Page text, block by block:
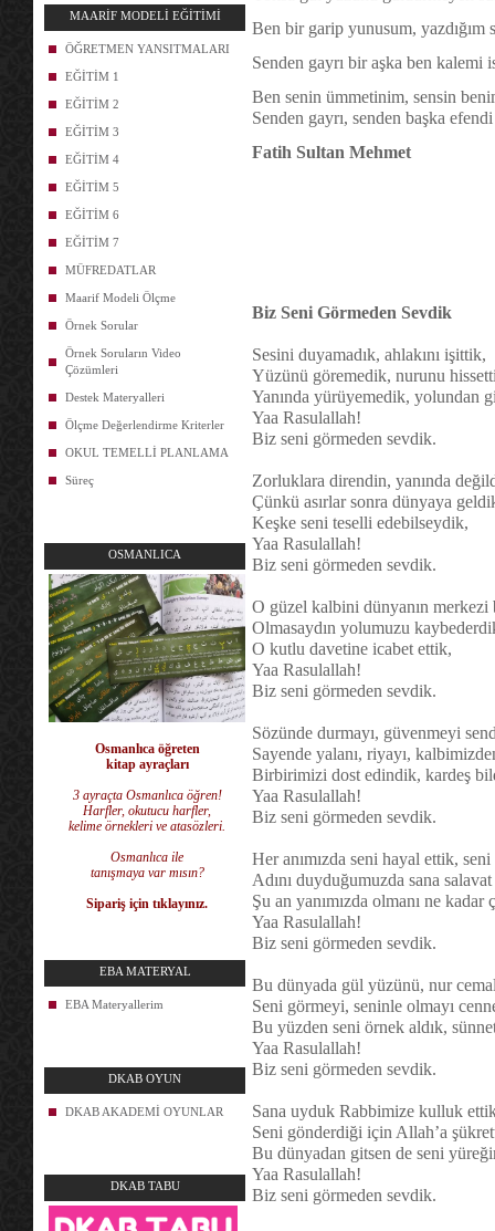
MAARİF MODELİ EĞİTİMİ
ÖĞRETMEN YANSITMALARI
EĞİTİM 1
EĞİTİM 2
EĞİTİM 3
EĞİTİM 4
EĞİTİM 5
EĞİTİM 6
EĞİTİM 7
MÜFREDATLAR
Maarif Modeli Ölçme
Örnek Sorular
Örnek Soruların Video
Çözümleri
Destek Materyalleri
Ölçme Değerlendirme Kriterler
OKUL TEMELLİ PLANLAMA
Süreç
OSMANLICA
Osmanlıca öğreten
kitap ayraçları
3 ayraçta Osmanlıca öğren!
Harfler, okutucu harfler,
kelime örnekleri ve atasözleri.
Osmanlıca ile
tanışmaya var mısın?
Sipariş için tıklayınız.
EBA MATERYAL
EBA Materyallerim
DKAB OYUN
DKAB AKADEMİ OYUNLAR
DKAB TABU
Ben bir garip yunusum, yazdığım
Senden gayrı bir aşka ben kalemi
Ben senin ümmetinim, sensin
Senden gayrı, senden başka
Fatih Sultan Mehmet
Biz Seni Görmeden Sevdik
Sesini duyamadık, ahlakını işittik,
Yüzünü göremedik, nurunu
Yanında yürüyemedik, yolundan
Yaa Rasulallah!
Biz seni görmeden sevdik.
Zorluklara direndin, yanında
Çünkü asırlar sonra dünyaya
Keşke seni teselli edebilseydik,
Yaa Rasulallah!
Biz seni görmeden sevdik.
O güzel kalbini dünyanın
Olmasaydın yolumuzu
O kutlu davetine icabet ettik,
Yaa Rasulallah!
Biz seni görmeden sevdik.
Sözünde durmayı, güvenmeyi
Sayende yalanı, riyayı,
Birbirimizi dost edindik, kardeş
Yaa Rasulallah!
Biz seni görmeden sevdik.
Her anımızda seni hayal ettik,
Adını duyduğumuzda sana
Şu an yanımızda olmanı ne kadar
Yaa Rasulallah!
Biz seni görmeden sevdik.
Bu dünyada gül yüzünü, nur
Seni görmeyi, seninle olmayı
Bu yüzden seni örnek aldık,
Yaa Rasulallah!
Biz seni görmeden sevdik.
Sana uyduk Rabbimize kulluk
Seni gönderdiği için Allah’a
Bu dünyadan gitsen de seni
Yaa Rasulallah!
Biz seni görmeden sevdik.